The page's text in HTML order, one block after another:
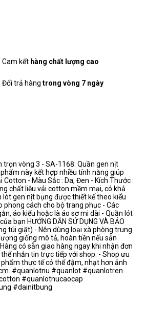
Cam kết hàng chất lượng cao
Đổi trả hàng trong vòng 7 ngày
vòng 3 - SA-1168: Quần gen nịt
này kết hợp nhiều tính năng giúp
Cotton - Màu Sắc : Da, Đen - Kích Thước :
chất liệu vải cotton mềm mại, có khả
gen nịt bụng được thiết kế theo kiểu
cách cho bộ trang phục - Các
áo kiểu hoặc là áo sơ mi dài - Quần lót
bạn HƯỚNG DẪN SỬ DỤNG VÀ BẢO
túi giặt) - Nên dùng loại xà phòng trung
giống mô tả, hoàn tiền nếu sản
có sẵn giao hàng ngay khi nhận đơn
nhắn tin trực tiếp với shop. - Shop ưu
thực tế có thể đậm, nhạt hơn ảnh
#quanlotnu #quanlot #quanlotren
#quanlotnucaocap
#dainitbung